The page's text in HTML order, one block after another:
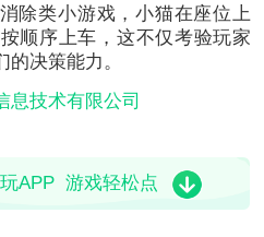
除类小游戏，小猫在座位上
顺序上车，这不仅考验玩家
决策能力。
息技术有限公司
APP 游戏轻松点